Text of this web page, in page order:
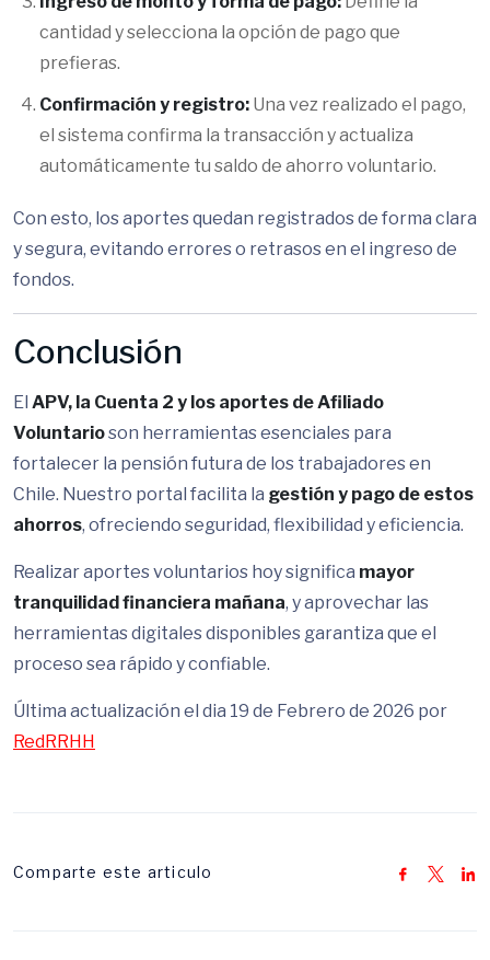
cantidad y selecciona la opción de pago que
prefieras.
Confirmación y registro: Una vez realizado el pago,
el sistema confirma la transacción y actualiza
automáticamente tu saldo de ahorro voluntario.
Con esto, los aportes quedan registrados de forma clara
y segura, evitando errores o retrasos en el ingreso de
fondos.
Conclusión
El APV, la Cuenta 2 y los aportes de Afiliado
Voluntarioson herramientas esenciales para
fortalecer la pensión futura de los trabajadores en
Chile. Nuestro portal facilita la gestión y pago de estos
ahorros, ofreciendo seguridad, flexibilidad y eficiencia.
Realizar aportes voluntarios hoy significa mayor
tranquilidad financiera mañana, y aprovechar las
herramientas digitales disponibles garantiza que el
proceso sea rápido y confiable.
Última actualización el dia 19 de Febrero de 2026 por
RedRRHH
Comparte este articulo